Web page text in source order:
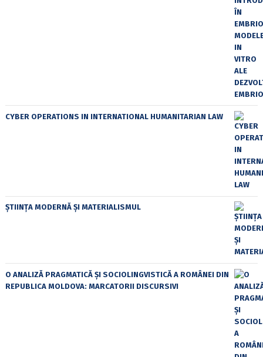
CYBER OPERATIONS IN INTERNATIONAL HUMANITARIAN LAW
ȘTIINȚA MODERNĂ ȘI MATERIALISMUL
O ANALIZĂ PRAGMATICĂ ȘI SOCIOLINGVISTICĂ A ROMÂNEI DIN
REPUBLICA MOLDOVA: MARCATORII DISCURSIVI